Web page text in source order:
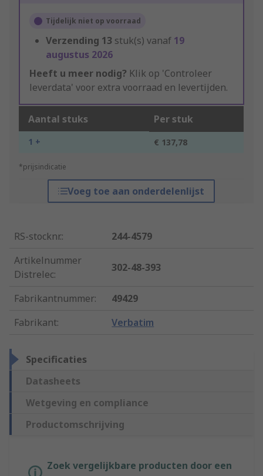
Tijdelijk niet op voorraad
Verzending 13 stuk(s) vanaf 19
augustus 2026
Heeft u meer nodig? Klik op 'Controleer
leverdata' voor extra voorraad en levertijden.
Aantal stuks Per stuk
1 + € 137,78
*prijsindicatie
Voeg toe aan onderdelenlijst
RS-stocknr.:
244-4579
Artikelnummer
Distrelec:
302-48-393
Fabrikantnummer:
49429
Fabrikant: Verbatim
Specificaties
Datasheets
Wetgeving en compliance
Productomschrijving
Zoek vergelijkbare producten door een